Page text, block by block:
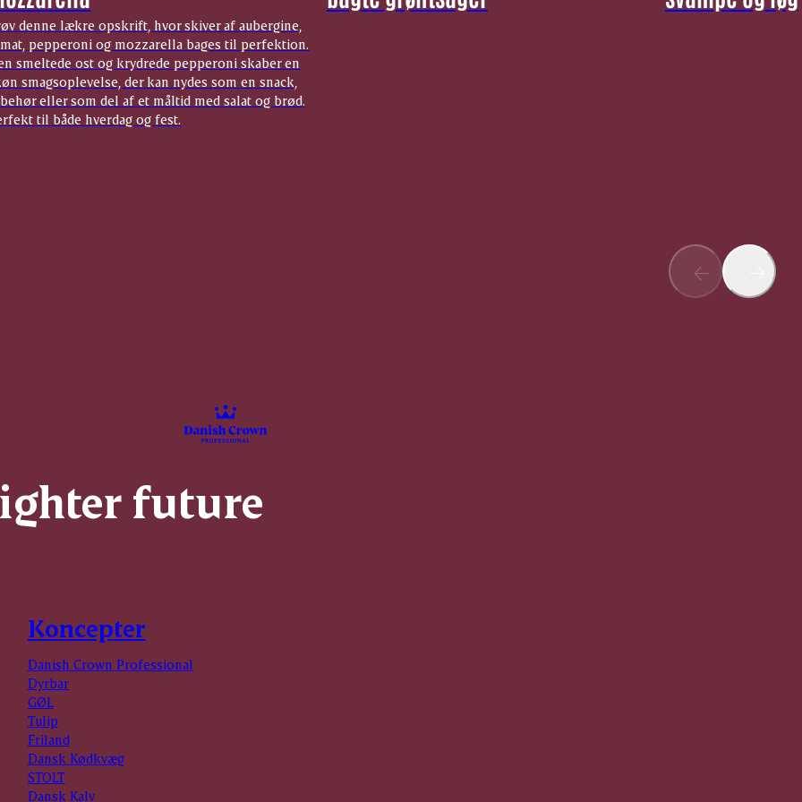
denne lækre opskrift, hvor skiver af aubergine,
pepperoni og mozzarella bages til perfektion.
smeltede ost og krydrede pepperoni skaber en
smagsoplevelse, der kan nydes som en snack,
eller som del af et måltid med salat og brød.
til både hverdag og fest.
future
Koncepter
Danish Crown Professional
Dyrbar
GØL
Tulip
Friland
Dansk Kødkvæg
STOLT
Dansk Kalv